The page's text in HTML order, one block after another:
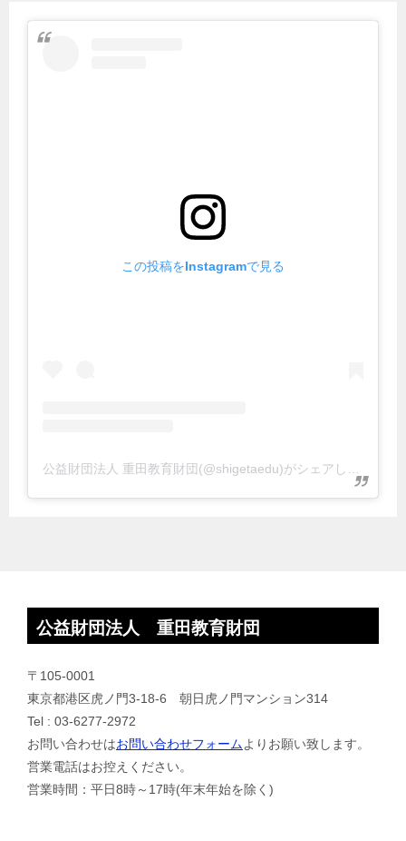
この投稿をInstagramで見る
公益財団法人 重田教育財団
〒105-0001
東京都港区虎ノ門3-18-6 朝日虎ノ門マンション314
Tel : 03-6277-2972
お問い合わせはお問い合わせフォームよりお願い致します。
営業電話はお控えください。
営業時間：平日8時～17時(年末年始を除く)